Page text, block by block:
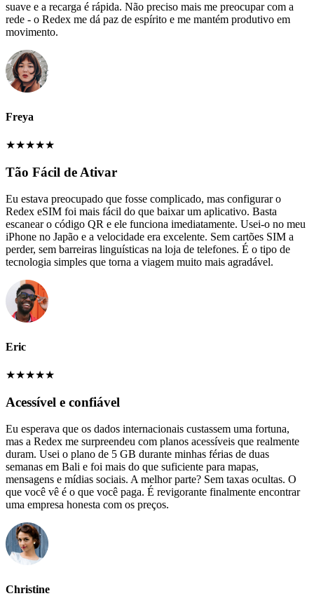
suave e a recarga é rápida. Não preciso mais me preocupar com a
rede - o Redex me dá paz de espírito e me mantém produtivo em
movimento.
Freya
★★★★★
Tão Fácil de Ativar
Eu estava preocupado que fosse complicado, mas configurar o
Redex eSIM foi mais fácil do que baixar um aplicativo. Basta
escanear o código QR e ele funciona imediatamente. Usei-o no meu
iPhone no Japão e a velocidade era excelente. Sem cartões SIM a
perder, sem barreiras linguísticas na loja de telefones. É o tipo de
tecnologia simples que torna a viagem muito mais agradável.
Eric
★★★★★
Acessível e confiável
Eu esperava que os dados internacionais custassem uma fortuna,
mas a Redex me surpreendeu com planos acessíveis que realmente
duram. Usei o plano de 5 GB durante minhas férias de duas
semanas em Bali e foi mais do que suficiente para mapas,
mensagens e mídias sociais. A melhor parte? Sem taxas ocultas. O
que você vê é o que você paga. É revigorante finalmente encontrar
uma empresa honesta com os preços.
Christine